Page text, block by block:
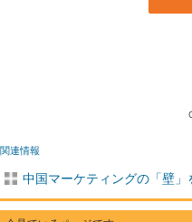
関連情報
中国マーケティングの「壁